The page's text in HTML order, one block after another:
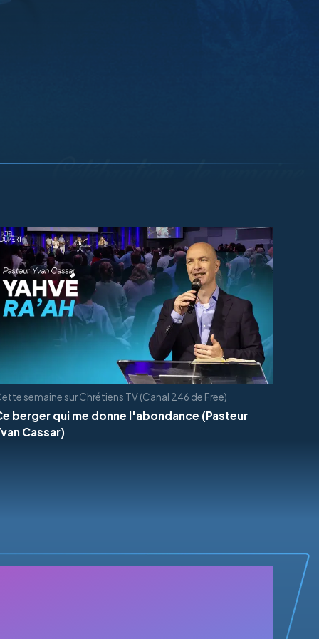
semaine sur Chrétiens TV (Canal 246 de Free)
berger qui me donne l'abondance (Pasteur
Cassar)